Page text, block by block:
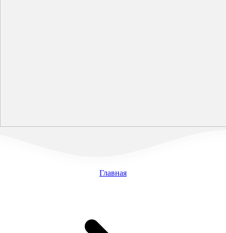
Главная